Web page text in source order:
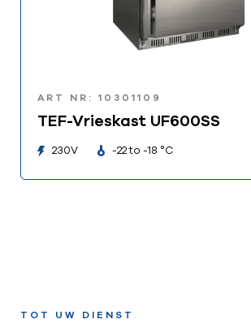
ART NR: 10301109
TEF-Vrieskast UF600SS
230V -22 to -18 °C
TOT UW DIENST